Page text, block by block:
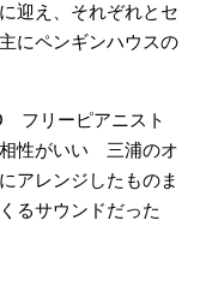
迎え、それぞれとセ
にペンギンハウスの
フリーピアニスト
性がいい 三浦のオ
アレンジしたものま
るサウンドだった